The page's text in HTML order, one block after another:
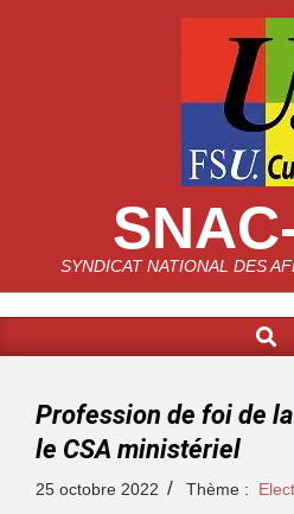
SYNDICAT NATIONAL DES
Profession de foi de
le CSA ministériel
25 octobre 2022 Thème :